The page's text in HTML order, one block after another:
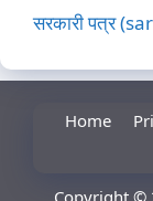
सरकारी पत्र
Home
Copyright ©